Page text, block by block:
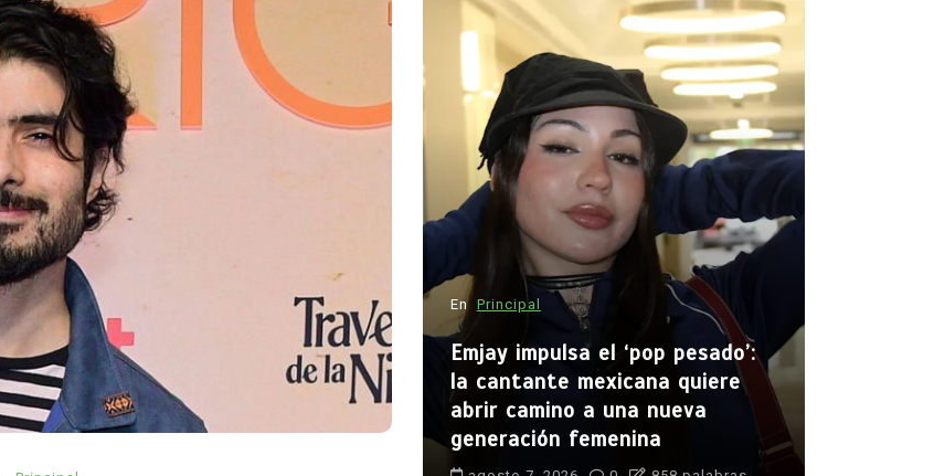
En Internacionales
¿Qué llevó a un adolescente de
14 años a abrir fuego en su
escuela de Tailandia?
agosto 8, 2026 568 palabras
adolescente 14 años Bangkok
Anutin Charnvirakul
control de armas Tailandia
Debsirin Nonthaburi
masacre escolar Tailandia 2026
muertos tiroteo colegio
pistola 9 mm
tiroteo escuela Tailandia
En Principal
Emjay impulsa el ‘pop pesado’:
la cantante mexicana quiere
abrir camino a una nueva
generación femenina